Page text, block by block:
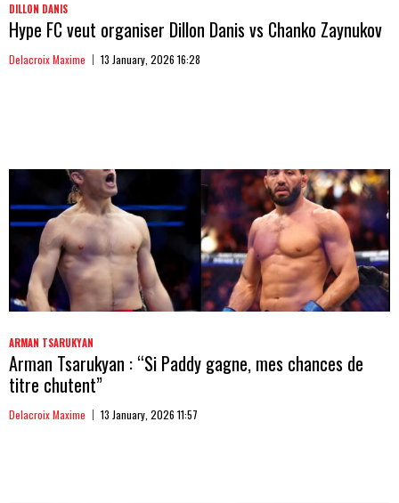
DILLON DANIS
Hype FC veut organiser Dillon Danis vs Chanko Zaynukov
Delacroix Maxime 13 January, 2026 16:28
ARMAN TSARUKYAN
Arman Tsarukyan : “Si Paddy gagne, mes chances de
titre chutent”
Delacroix Maxime 13 January, 2026 11:57